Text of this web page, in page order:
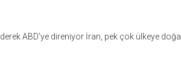
ABD’ye direniyor İran, pek çok ülkeye doğal